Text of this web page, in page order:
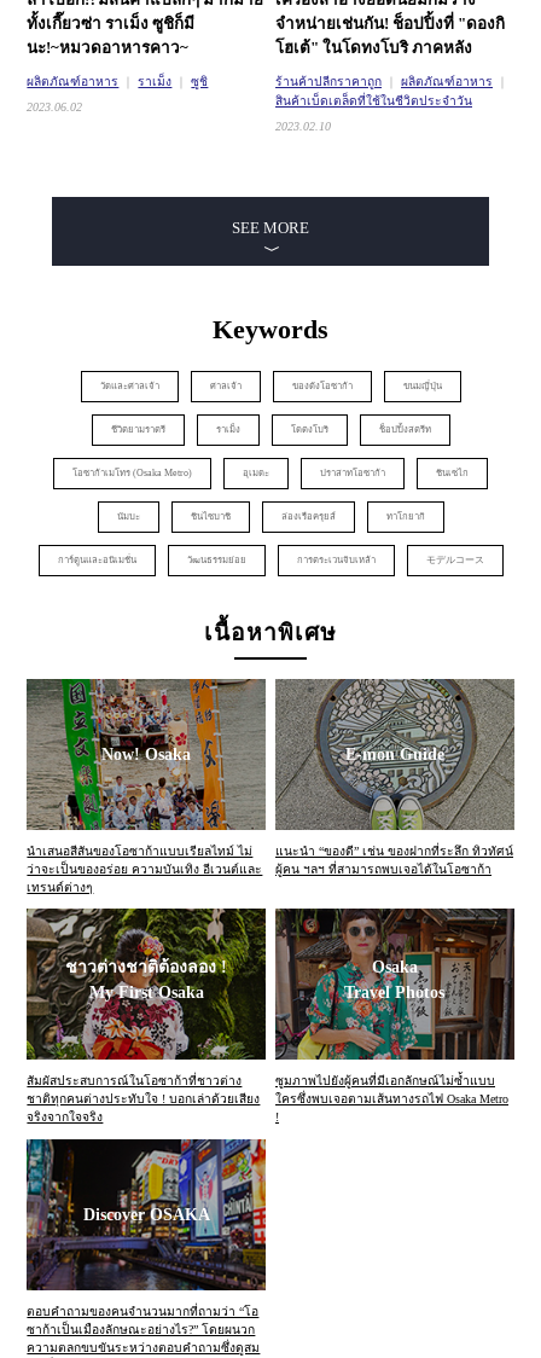
ทั้งเกี๊ยวซ่า ราเม็ง ซูชิก็มี
นะ!~หมวดอาหารคาว~
ผลิตภัณฑ์อาหาร ราเม็ง
ซูชิ
2023.06.02
จำหน่ายเช่นกัน! ช็อปปิ้งที่ "ดองกิ
โฮเต้" ในโดทงโบริ ภาคหลัง
ร้านค้าปลีกราคาถูก
ผลิตภัณฑ์อาหาร
สินค้าเบ็ดเตล็ดที่ใช้ในชีวิตประจำวัน
2023.02.10
SEE MORE
Keywords
วัดและศาลเจ้า ศาลเจ้า ของดังโอซาก้า ขนมญี่ปุ่น
ชีวิตยามราตรี ราเม็ง โดตงโบริ ช็อปปิ้งสตรีท
โอซาก้าเมโทร (Osaka Metro) อุเมดะ ปราสาทโอซาก้า ชินเซไก
นัมบะ ชินไซบาชิ ล่องเรือครุยส์ ทาโกยากิ
การ์ตูนและอนิเมชั่น วัฒนธรรมย่อย การตระเวนจิบเหล้า モデルコース
เนื้อหาพิเศษ
Now! Osaka
นำเสนอสีสันของโอซาก้าแบบเรียลไทม์ ไม่
ว่าจะเป็นของอร่อย ความบันเทิง อีเวนต์และ
เทรนด์ต่างๆ
E-mon Guide
แนะนำ “ของดี” เช่น ของฝากที่ระลึก ทิวทัศน์
ผู้คน ฯลฯ ที่สามารถพบเจอได้ในโอซาก้า
ชาวต่างชาติต้องลอง !
My First Osaka
สัมผัสประสบการณ์ในโอซาก้าที่ชาวต่าง
ชาติทุกคนต่างประทับใจ ! บอกเล่าด้วยเสียง
จริงจากใจจริง
Osaka
Travel Photos
ซูมภาพไปยังผู้คนที่มีเอกลักษณ์ไม่ซ้ำแบบ
ใครซึ่งพบเจอตามเส้นทางรถไฟ Osaka Metro
!
Discover OSAKA
ตอบคำถามของคนจำนวนมากที่ถามว่า “โอ
ซาก้าเป็นเมืองลักษณะอย่างไร?” โดยผนวก
ความตลกขบขันระหว่างตอบคำถามซึ่งดูสม